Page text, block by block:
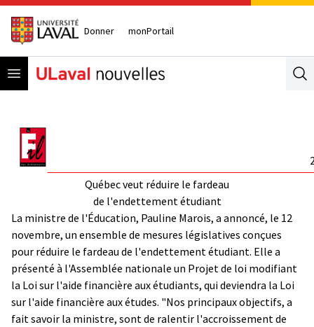
Donner monPortail
Open menu
Québec veut réduire le fardeau
de l'endettement étudiant
La ministre de l'Éducation, Pauline Marois, a annoncé, le 12
novembre, un ensemble de mesures législatives conçues
pour réduire le fardeau de l'endettement étudiant. Elle a
présenté à l'Assemblée nationale un Projet de loi modifiant
la Loi sur l'aide financière aux étudiants, qui deviendra la Loi
sur l'aide financière aux études. "Nos principaux objectifs, a
fait savoir la ministre, sont de ralentir l'accroissement de